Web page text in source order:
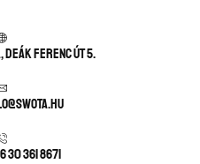
Deák Ferenc út 5.
361 8671